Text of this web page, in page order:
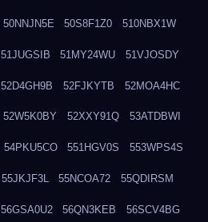
50NNJN5E 50S8F1Z0 510NBX1W
51JUGSIB 51MY24WU 51VJOSDY
52D4GH9B 52FJKYTB 52MOA4HC
52W5K0BY 52XXY91Q 53ATDBWI
54PKU5CO 551HGV0S 553WPS4S
55JKJF3L 55NCOA72 55QDIRSM
56GSA0U2 56QN3KEB 56SCV4BG